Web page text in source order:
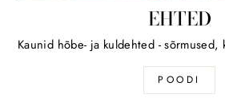
EHTED
Kaunid hõbe- ja kuldehted - sõrmused,
POODI